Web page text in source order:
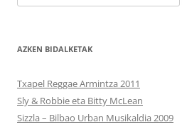
AZKEN BIDALKETAK
Txapel Reggae Armintza 2011
Sly & Robbie eta Bitty McLean
Sizzla – Bilbao Urban Musikaldia 2009